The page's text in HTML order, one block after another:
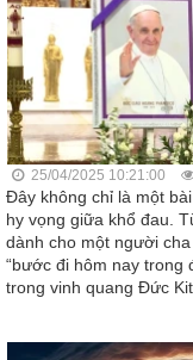
25/04/2025 10:21:00
Đây không chỉ là một
hy vọng giữa khổ đau.
dành cho một người
“bước đi hôm nay trong
trong vinh quang Đức